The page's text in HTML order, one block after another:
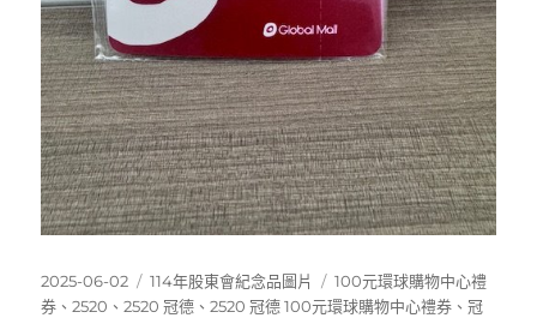
發
佈
2025-06-02
分
類
114年股東會紀念品圖片
標
籤
100元環球購物中心禮
券 、2520 、2520 冠德 、2520 冠德 100元環球購物中心禮券 、冠